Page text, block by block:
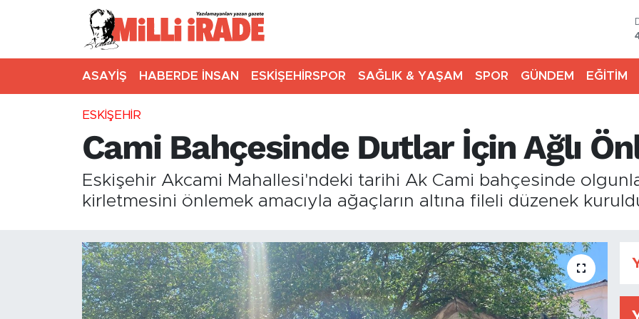
ASAYİŞ HABERDE İNSAN ESKİŞEHİRSPOR SAĞLIK & YAŞAM SPOR GÜNDEM EĞİTİM
ESKİŞEHİR
Cami Bahçesinde Dutlar İçin Ağlı
Eskişehir Akcami Mahallesi'ndeki tarihi Ak Cami bahçesinde
kirletmesini önlemek amacıyla ağaçların altına fileli düzenek